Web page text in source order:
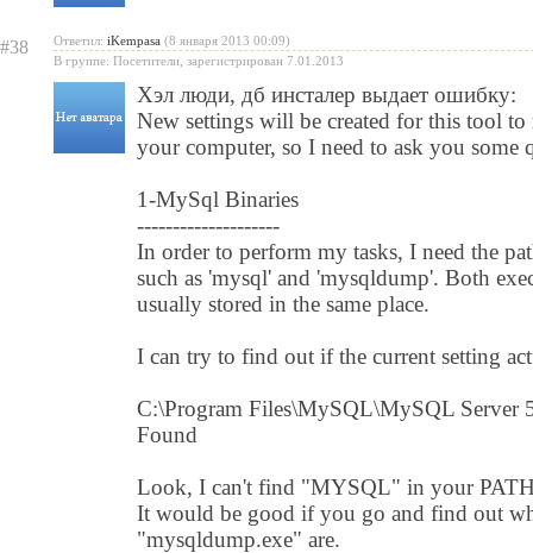
#38 Ответил: iKempasa (8 января 2013 00:09)
В группе: Посетители, зарегистрирован 7.01.2013
Хэл люди, дб инсталер выдает ошибку:
New settings will be created for this tool
your computer, so I need to ask you some
1-MySql Binaries
--------------------
In order to perform my tasks, I need the
such as 'mysql' and 'mysqldump'. Both
usually stored in the same place.
I can try to find out if the current setting
C:\Program Files\MySQL\MySQL Server
Found
Look, I can't find "MYSQL" in your
It would be good if you go and find out
"mysqldump.exe" are.